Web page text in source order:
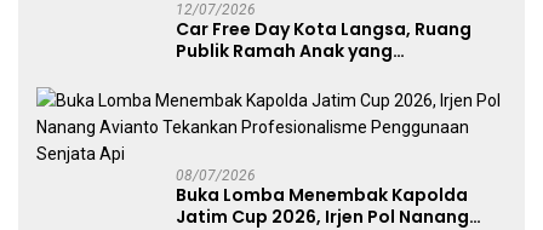
12/07/2026
Car Free Day Kota Langsa, Ruang
Publik Ramah Anak yang
Publik
08/07/2026
Buka Lomba Menembak Kapolda
Jatim Cup 2026, Irjen Pol Nanang